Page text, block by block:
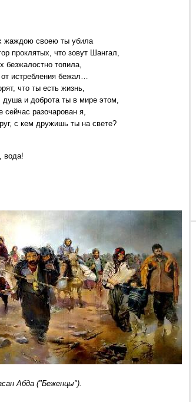
жаждою своею ты убила
проклятых, что зовут Шангал,
безжалостно топила,
от истребления бежал…
что ты есть жизнь,
душа и доброта ты в мире этом,
сейчас разочарован я,
с кем дружишь ты на свете?
вода!
Абда ("Беженцы").